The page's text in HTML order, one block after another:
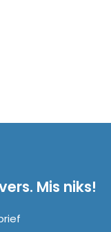
Mis niks!